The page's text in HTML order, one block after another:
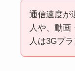
通信速度が
人や、動画
人は3Gプ